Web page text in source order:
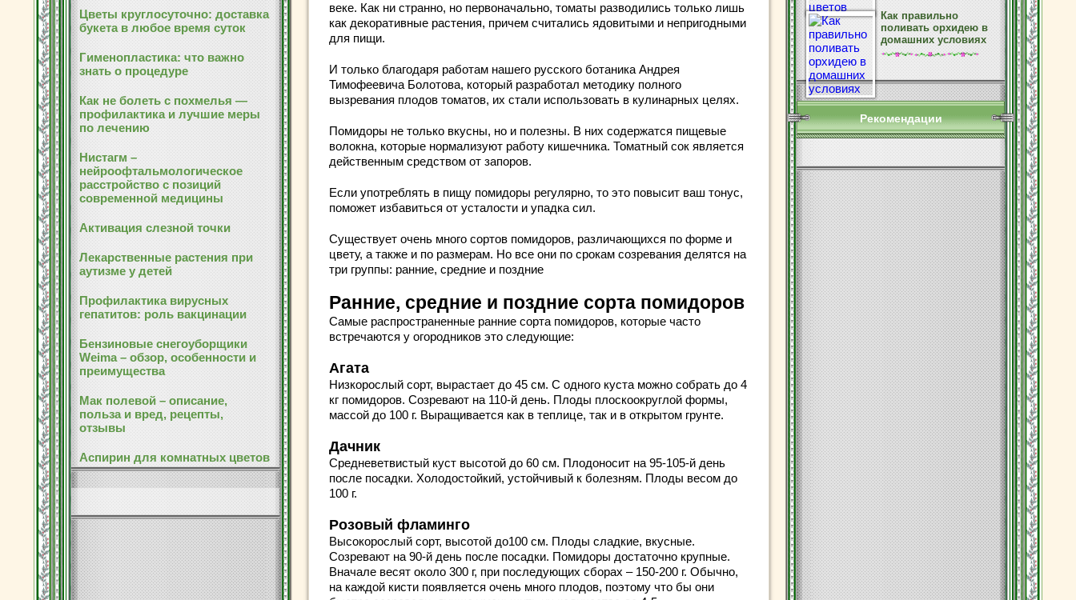
Цветы круглосуточно: доставка
букета в любое время суток
Гименопластика: что важно
знать о процедуре
Как не болеть с похмелья —
профилактика и лучшие меры
по лечению
Нистагм –
нейроофтальмологическое
расстройство с позиций
современной медицины
Активация слезной точки
Лекарственные растения при
аутизме у детей
Профилактика вирусных
гепатитов: роль вакцинации
Бензиновые снегоуборщики
Weima – обзор, особенности и
преимущества
Мак полевой – описание,
польза и вред, рецепты,
отзывы
Аспирин для комнатных цветов
веке. Как ни странно, но первоначально, томаты разводились только лишь
как декоративные растения, причем считались ядовитыми и непригодными
для пищи.
И только благодаря работам нашего русского ботаника Андрея
Тимофеевича Болотова, который разработал методику полного
вызревания плодов томатов, их стали использовать в кулинарных целях.
Помидоры не только вкусны, но и полезны. В них содержатся пищевые
волокна, которые нормализуют работу кишечника. Томатный сок является
действенным средством от запоров.
Если употреблять в пищу помидоры регулярно, то это повысит ваш тонус,
поможет избавиться от усталости и упадка сил.
Существует очень много сортов помидоров, различающихся по форме и
цвету, а также и по размерам. Но все они по срокам созревания делятся на
три группы: ранние, средние и поздние
Ранние, средние и поздние сорта помидоров
Самые распространенные ранние сорта помидоров, которые часто
встречаются у огородников это следующие:
Агата
Низкорослый сорт, вырастает до 45 см. С одного куста можно собрать до 4
кг помидоров. Созревают на 110-й день. Плоды плоскоокруглой формы,
массой до 100 г. Выращивается как в теплице, так и в открытом грунте.
Дачник
Средневетвистый куст высотой до 60 см. Плодоносит на 95-105-й день
после посадки. Холодостойкий, устойчивый к болезням. Плоды весом до
100 г.
Розовый фламинго
Высокорослый сорт, высотой до100 см. Плоды сладкие, вкусные.
Созревают на 90-й день после посадки. Помидоры достаточно крупные.
Вначале весят около 300 г, при последующих сборах – 150-200 г. Обычно,
на каждой кисти появляется очень много плодов, поэтому что бы они
Как правильно
поливать орхидею в
домашних условиях
Рекомендации